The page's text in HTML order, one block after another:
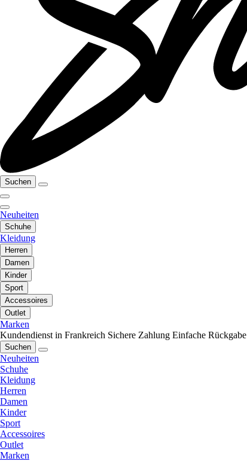
Suchen
Neuheiten
Schuhe
Kleidung
Herren
Damen
Kinder
Sport
Accessoires
Outlet
Marken
Kundendienst in Frankreich Sichere Zahlung Einfache Rückgabe
Suchen
Neuheiten
Schuhe
Kleidung
Herren
Damen
Kinder
Sport
Accessoires
Outlet
Marken